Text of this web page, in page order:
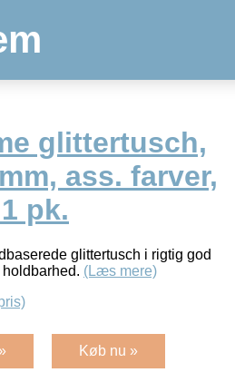
glittertusch,
ass. farver,
pk.
glittertusch i rigtig god
(Læs mere)
Køb nu »